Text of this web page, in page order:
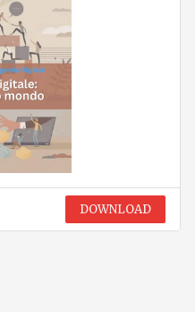
DOWNLOAD